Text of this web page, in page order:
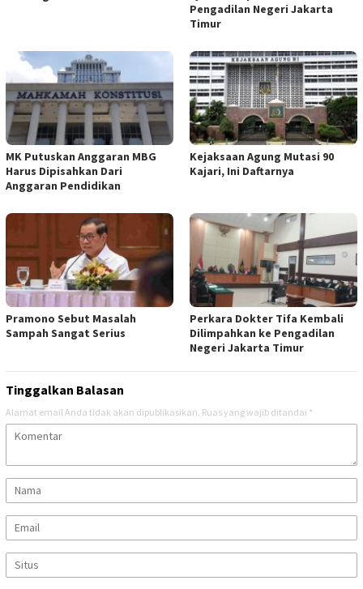
Pengadilan Negeri Jakarta
Timur
MK Putuskan Anggaran MBG
Harus Dipisahkan Dari
Anggaran Pendidikan
Kejaksaan Agung Mutasi 90
Kajari, Ini Daftarnya
Pramono Sebut Masalah
Sampah Sangat Serius
Perkara Dokter Tifa Kembali
Dilimpahkan ke Pengadilan
Negeri Jakarta Timur
Tinggalkan Balasan
Alamat email Anda tidak akan dipublikasikan. Ruas yang wajib ditandai *